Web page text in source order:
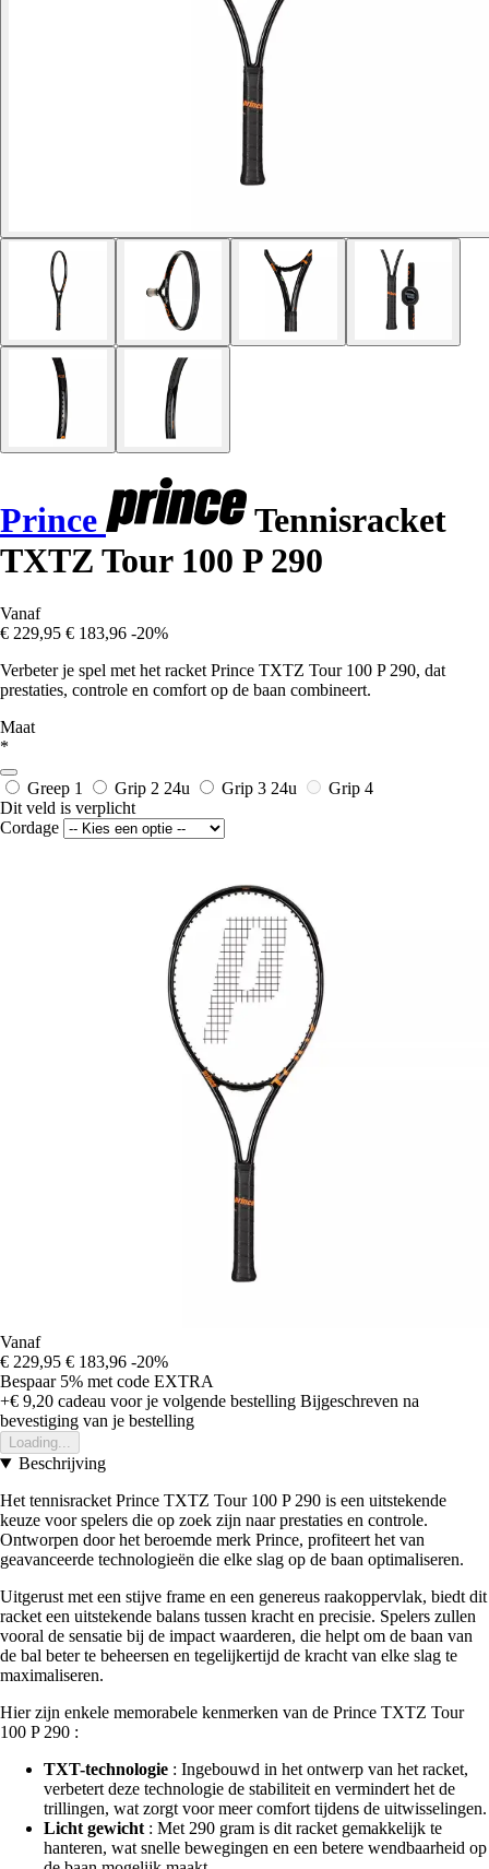
Prince
Tennisracket
TXTZ Tour 100 P 290
Vanaf
€ 229,95 € 183,96 -20%
Verbeter je spel met het racket Prince TXTZ Tour 100 P 290, dat
prestaties, controle en comfort op de baan combineert.
Maat
*
Greep 1 Grip 2 24u Grip 3 24u
Grip 4
Dit veld is verplicht
Cordage
Vanaf
€ 229,95 € 183,96 -20%
Bespaar 5% met code EXTRA
+€ 9,20 cadeau voor je volgende bestelling Bijgeschreven na
bevestiging van je bestelling
Loading...
Beschrijving
Het tennisracket Prince TXTZ Tour 100 P 290 is een uitstekende
keuze voor spelers die op zoek zijn naar prestaties en controle.
Ontworpen door het beroemde merk Prince, profiteert het van
geavanceerde technologieën die elke slag op de baan optimaliseren.
Uitgerust met een stijve frame en een genereus raakoppervlak, biedt dit
racket een uitstekende balans tussen kracht en precisie. Spelers zullen
vooral de sensatie bij de impact waarderen, die helpt om de baan van
de bal beter te beheersen en tegelijkertijd de kracht van elke slag te
maximaliseren.
Hier zijn enkele memorabele kenmerken van de Prince TXTZ Tour
100 P 290 :
TXT-technologie : Ingebouwd in het ontwerp van het racket,
verbetert deze technologie de stabiliteit en vermindert het de
trillingen, wat zorgt voor meer comfort tijdens de uitwisselingen.
Licht gewicht : Met 290 gram is dit racket gemakkelijk te
hanteren, wat snelle bewegingen en een betere wendbaarheid op